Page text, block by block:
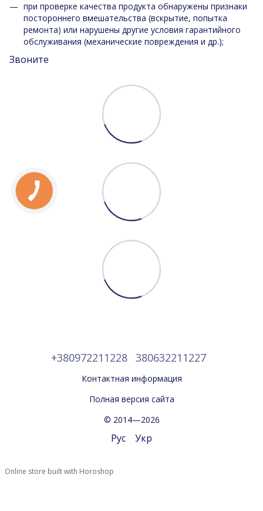
при проверке качества продукта обнаружены признаки
постороннего вмешательства (вскрытие, попытка
ремонта) или нарушены другие условия гарантийного
обслуживания (механические повреждения и др.);
Звоните
+380972211228 380632211227
Контактная информация
Полная версия сайта
© 2014—2026
Рус Укр
Online store built with Horoshop